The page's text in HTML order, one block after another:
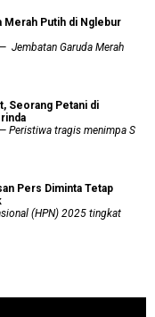
Merah Putih di Nglebur
Jembatan Garuda Merah
Seorang Petani di
Peristiwa tragis menimpa S
Pers Diminta Tetap
(HPN) 2025 tingkat